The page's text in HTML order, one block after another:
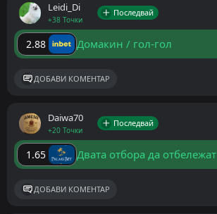
Leidi_Di
+38 Точки
Последвай
2.88 Домакин / гол-гол
ДОБАВИ КОМЕНТАР
Daiwa70
+20 Точки
Последвай
1.65 Двата отбора да отбележат
ДОБАВИ КОМЕНТАР